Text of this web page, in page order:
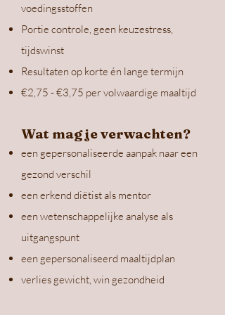
voedingsstoffen
Portie controle, geen keuzestress,
tijdswinst
Resultaten op korte én lange termijn
€2,75 - €3,75 per volwaardige maaltijd
Wat mag je verwachten?
een gepersonaliseerde aanpak naar een
gezond verschil
een erkend diëtist als mentor
een wetenschappelijke analyse als
uitgangspunt
een gepersonaliseerd maaltijdplan
verlies gewicht, win gezondheid